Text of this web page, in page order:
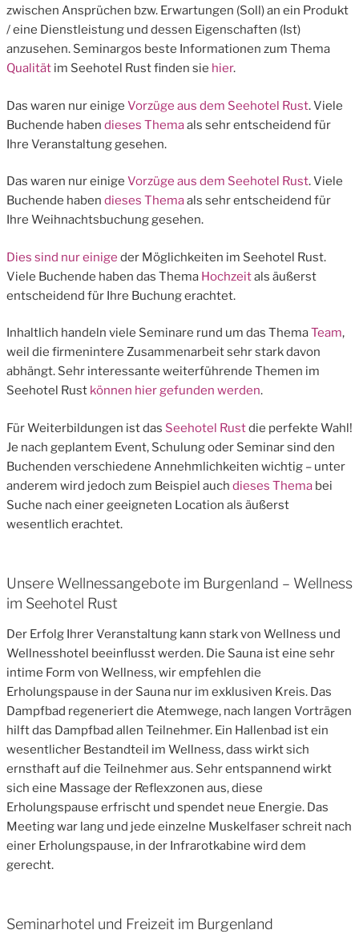
zwischen Ansprüchen bzw. Erwartungen (Soll) an ein Produkt
/ eine Dienstleistung und dessen Eigenschaften (Ist)
anzusehen. Seminargos beste Informationen zum Thema
Qualität im Seehotel Rust finden sie hier.
Das waren nur einige Vorzüge aus dem Seehotel Rust. Viele
Buchende haben dieses Themaals sehr entscheidend für
Ihre Veranstaltung gesehen.
Das waren nur einige Vorzüge aus dem Seehotel Rust. Viele
Buchende haben dieses Themaals sehr entscheidend für
Ihre Weihnachtsbuchung gesehen.
Dies sind nur einige der Möglichkeiten im Seehotel Rust.
Viele Buchende haben das Thema Hochzeitals äußerst
entscheidend für Ihre Buchung erachtet.
Inhaltlich handeln viele Seminare rund um das ThemaTeam,
weil die firmenintere Zusammenarbeit sehr stark davon
abhängt. Sehr interessante weiterführende Themen im
Seehotel Rust können hier gefunden werden.
Für Weiterbildungen ist das Seehotel Rustdie perfekte Wahl!
Je nach geplantem Event, Schulung oder Seminar sind den
Buchenden verschiedene Annehmlichkeiten wichtig – unter
anderem wird jedoch zum Beispiel auch dieses Thema bei
Suche nach einer geeigneten Location als äußerst
wesentlich erachtet.
Unsere Wellnessangebote im Burgenland – Wellness
im Seehotel Rust
Der Erfolg Ihrer Veranstaltung kann stark von Wellness und
Wellnesshotel beeinflusst werden. Die Sauna ist eine sehr
intime Form von Wellness, wir empfehlen die
Erholungspause in der Sauna nur im exklusiven Kreis. Das
Dampfbad regeneriert die Atemwege, nach langen Vorträgen
hilft das Dampfbad allen Teilnehmer. Ein Hallenbad ist ein
wesentlicher Bestandteil im Wellness, dass wirkt sich
ernsthaft auf die Teilnehmer aus. Sehr entspannend wirkt
sich eine Massage der Reflexzonen aus, diese
Erholungspause erfrischt und spendet neue Energie. Das
Meeting war lang und jede einzelne Muskelfaser schreit nach
einer Erholungspause, in der Infrarotkabine wird dem
gerecht.
Seminarhotel und Freizeit im Burgenland